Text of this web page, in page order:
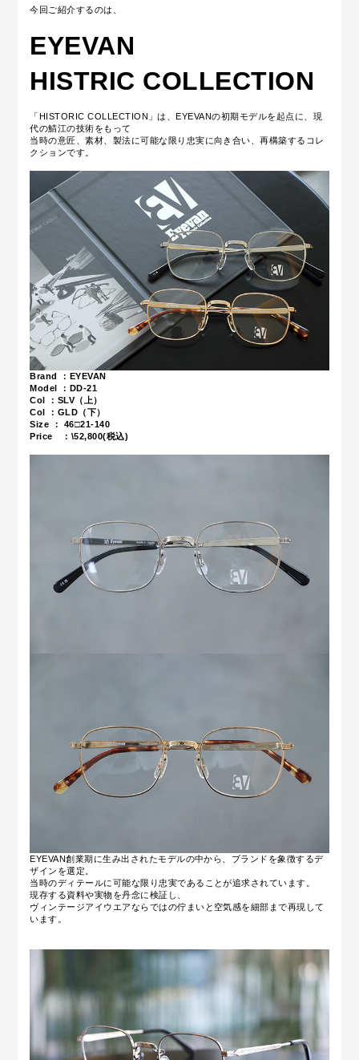
今回ご紹介するのは、
EYEVAN
HISTRIC COLLECTION
「HISTORIC COLLECTION」は、EYEVANの初期モデルを起点に、現
代の鯖江の技術をもって
当時の意匠、素材、製法に可能な限り忠実に向き合い、再構築するコレ
クションです。
Brand ：EYEVAN
Model ：DD-21
Col ：SLV（上）
Col ：GLD（下）
Size ：
46□21-140
Price ：\52,800(税込)
EYEVAN創業期に生み出されたモデルの中から、ブランドを象徴するデ
ザインを選定。
当時のディテールに可能な限り忠実であることが追求されています。
現存する資料や実物を丹念に検証し、
ヴィンテージアイウエアならではの佇まいと空気感を細部まで再現して
います。